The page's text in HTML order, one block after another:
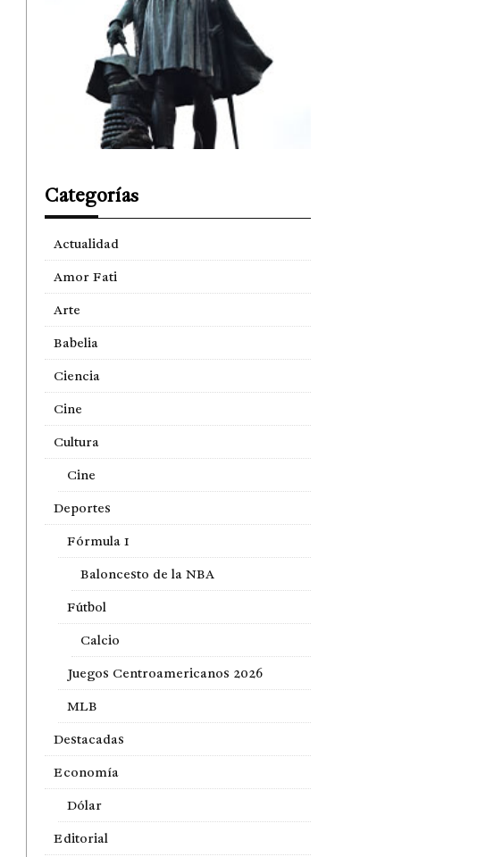
Categorías
Actualidad
Amor Fati
Arte
Babelia
Ciencia
Cine
Cultura
Cine
Deportes
Fórmula 1
Baloncesto de la NBA
Fútbol
Calcio
Juegos Centroamericanos 2026
MLB
Destacadas
Economía
Dólar
Editorial